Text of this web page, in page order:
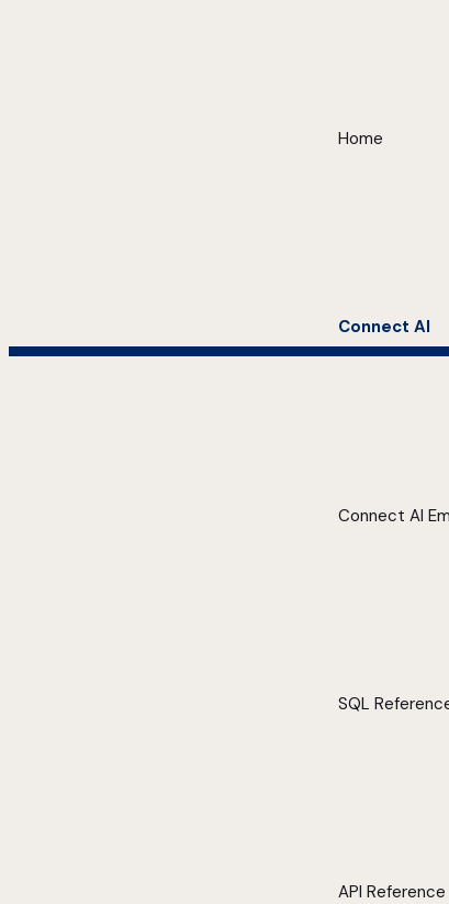
Home
Connect AI
Connect AI
SQL
API Reference